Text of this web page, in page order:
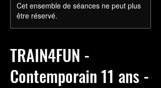
Cet ensemble de séances ne peut plus
être réservé.
TRAIN4FUN -
Contemporain 11 ans -